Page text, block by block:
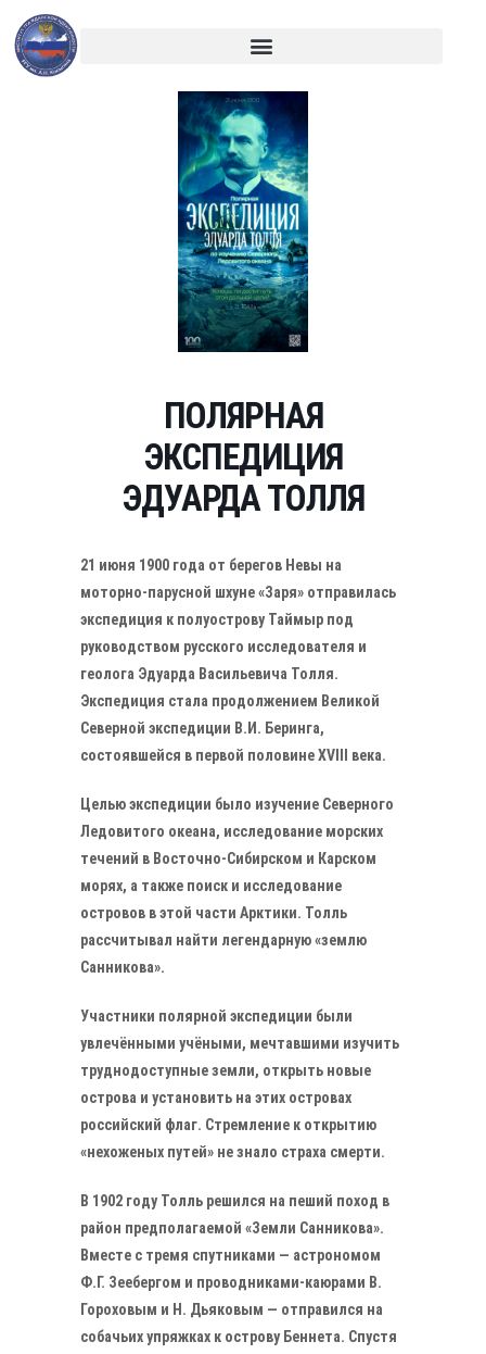
ПОЛЯРНАЯ
ЭКСПЕДИЦИЯ
ЭДУАРДА ТОЛЛЯ
21 июня 1900 года от берегов Невы на
моторно-парусной шхуне «Заря» отправилась
экспедиция к полуострову Таймыр под
руководством русского исследователя и
геолога Эдуарда Васильевича Толля.
Экспедиция стала продолжением Великой
Северной экспедиции В.И. Беринга,
состоявшейся в первой половине XVIII века.
Целью экспедиции было изучение Северного
Ледовитого океана, исследование морских
течений в Восточно-Сибирском и Карском
морях, а также поиск и исследование
островов в этой части Арктики. Толль
рассчитывал найти легендарную «землю
Санникова».
Участники полярной экспедиции были
увлечёнными учёными, мечтавшими изучить
труднодоступные земли, открыть новые
острова и установить на этих островах
российский флаг. Стремление к открытию
«нехоженых путей» не знало страха смерти.
В 1902 году Толль решился на пеший поход в
район предполагаемой «Земли Санникова».
Вместе с тремя спутниками — астрономом
Ф.Г. Зеебергом и проводниками-каюрами В.
Гороховым и Н. Дьяковым — отправился на
собачьих упряжках к острову Беннета. Спустя